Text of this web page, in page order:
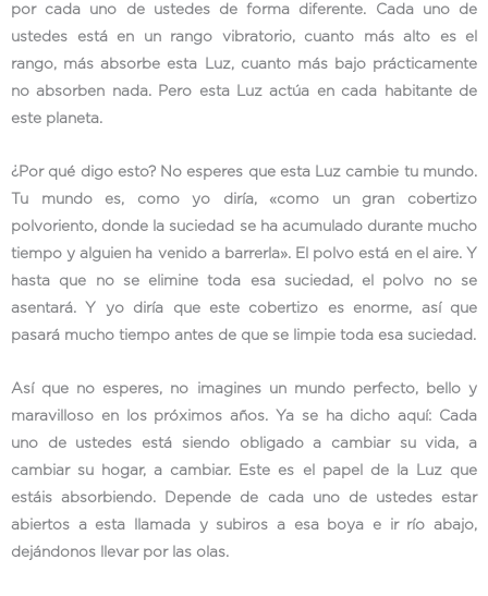
por cada uno de ustedes de forma diferente. Cada uno de
ustedes está en un rango vibratorio, cuanto más alto es el
rango, más absorbe esta Luz, cuanto más bajo prácticamente
no absorben nada. Pero esta Luz actúa en cada habitante de
este planeta.
¿Por qué digo esto? No esperes que esta Luz cambie tu mundo.
Tu mundo es, como yo diría, «como un gran cobertizo
polvoriento, donde la suciedad se ha acumulado durante mucho
tiempo y alguien ha venido a barrerla». El polvo está en el aire. Y
hasta que no se elimine toda esa suciedad, el polvo no se
asentará. Y yo diría que este cobertizo es enorme, así que
pasará mucho tiempo antes de que se limpie toda esa suciedad.
Así que no esperes, no imagines un mundo perfecto, bello y
maravilloso en los próximos años. Ya se ha dicho aquí: Cada
uno de ustedes está siendo obligado a cambiar su vida, a
cambiar su hogar, a cambiar. Este es el papel de la Luz que
estáis absorbiendo. Depende de cada uno de ustedes estar
abiertos a esta llamada y subiros a esa boya e ir río abajo,
dejándonos llevar por las olas.